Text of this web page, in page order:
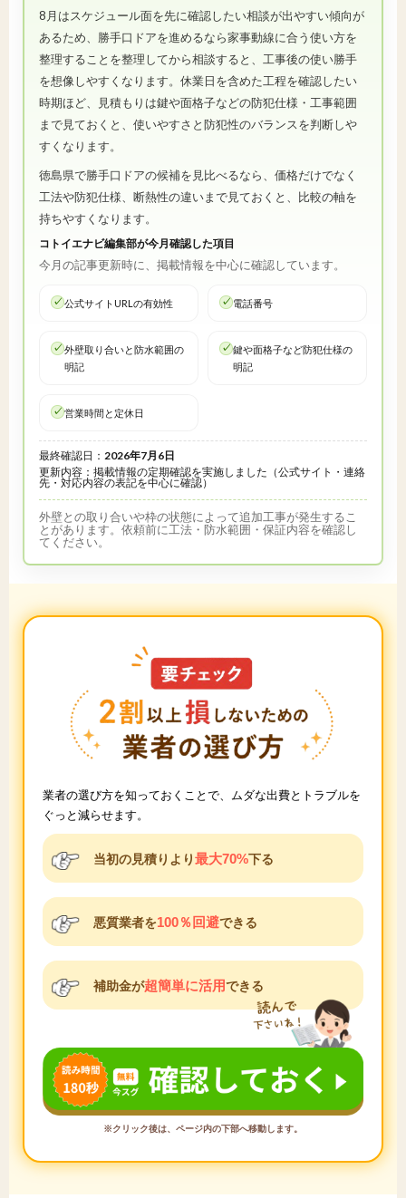
8月はスケジュール面を先に確認したい相談が出やすい傾向が
あるため、勝手口ドアを進めるなら家事動線に合う使い方を
整理することを整理してから相談すると、工事後の使い勝手
を想像しやすくなります。休業日を含めた工程を確認したい
時期ほど、見積もりは鍵や面格子などの防犯仕様・工事範囲
まで見ておくと、使いやすさと防犯性のバランスを判断しや
すくなります。
徳島県で勝手口ドアの候補を見比べるなら、価格だけでなく
工法や防犯仕様、断熱性の違いまで見ておくと、比較の軸を
持ちやすくなります。
コトイエナビ編集部が今月確認した項目
今月の記事更新時に、掲載情報を中心に確認しています。
公式サイトURLの有効性 電話番号
外壁取り合いと防水範囲の
明記
鍵や面格子など防犯仕様の
明記
営業時間と定休日
最終確認日： 2026年7月6日
更新内容：掲載情報の定期確認を実施しました（公式サイト・連絡
先・対応内容の表記を中心に確認）
外壁との取り合いや枠の状態によって追加工事が発生するこ
とがあります。依頼前に工法・防水範囲・保証内容を確認し
てください。
業者の選び方を知っておくことで、ムダな出費とトラブルを
ぐっと減らせます。
当初の見積りより最大70%下る
悪質業者を100％回避できる
補助金が超簡単に活用できる
※クリック後は、ページ内の下部へ移動します。